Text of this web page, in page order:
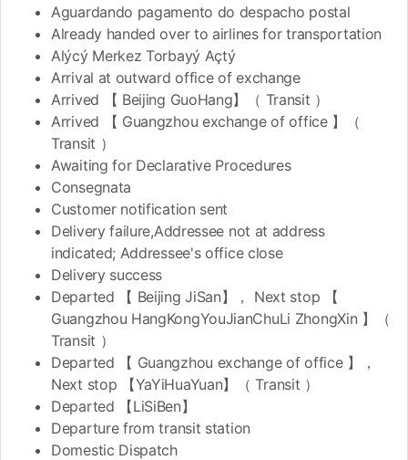
Aguardando pagamento do despacho postal
Already handed over to airlines for transportation
Alýcý Merkez Torbayý Açtý
Arrival at outward office of exchange
Arrived 【 Beijing GuoHang】（ Transit ）
Arrived 【 Guangzhou exchange of office 】（
Transit ）
Awaiting for Declarative Procedures
Consegnata
Customer notification sent
Delivery failure,Addressee not at address
indicated; Addressee's office close
Delivery success
Departed 【 Beijing JiSan】， Next stop 【
Guangzhou HangKongYouJianChuLi ZhongXin 】（
Transit ）
Departed 【 Guangzhou exchange of office 】，
Next stop 【YaYiHuaYuan】（ Transit ）
Departed 【LiSiBen】
Departure from transit station
Domestic Dispatch